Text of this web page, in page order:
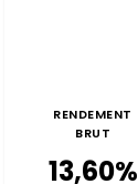
RENDEMENT
BRUT
13,60%